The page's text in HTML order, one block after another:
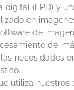
digital (FPD) y
en
de
de
necesidades
utiliza nuestros